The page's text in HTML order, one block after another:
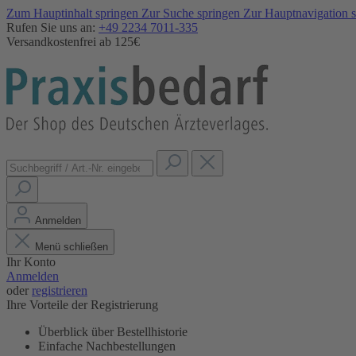
Zum Hauptinhalt springen Zur Suche springen Zur Hauptnavigation
Rufen Sie uns an: +49 2234 7011-335
Versandkostenfrei ab 125€
Anmelden
Menü schließen
Ihr Konto
Anmelden
oder registrieren
Ihre Vorteile der Registrierung
Überblick über Bestellhistorie
Einfache Nachbestellungen